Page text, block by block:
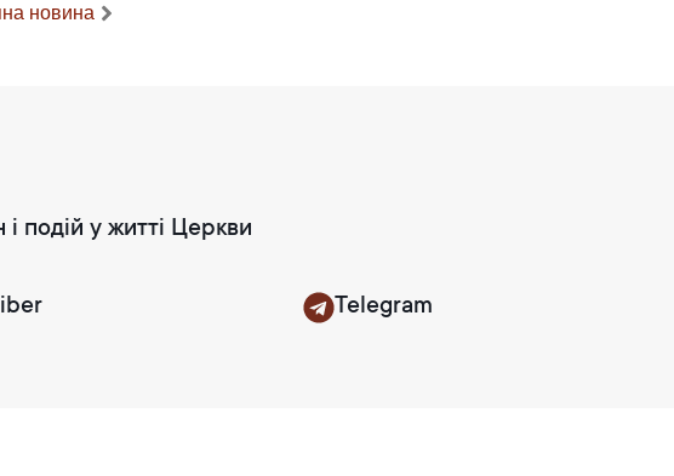
новина
подій у житті Церкви
Telegram